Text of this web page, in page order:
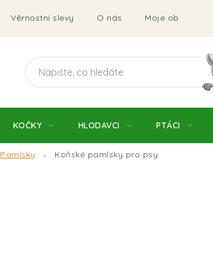
Věrnostní slevy O nás Moje objednávka
KOČKY HLODAVCI PTÁCI
Pamlsky Koňské pamlsky pro psy